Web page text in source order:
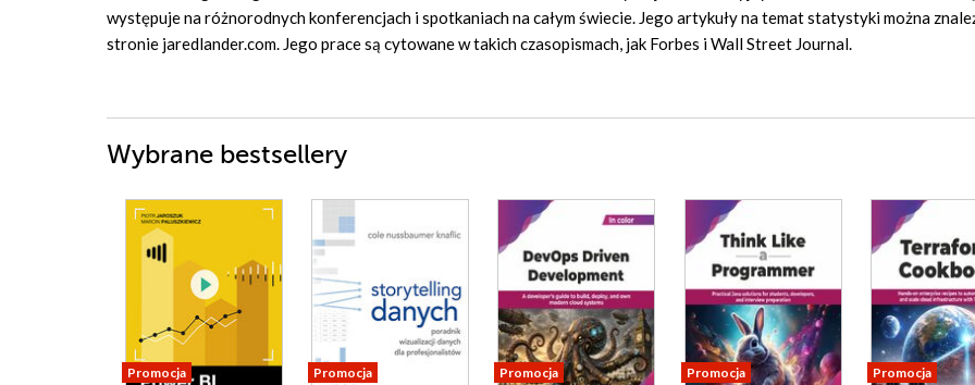
występuje na różnorodnych konferencjach i spotkaniach na całym świecie. Jego artykuły na temat statystyki można
stronie jaredlander.com. Jego prace są cytowane w takich czasopismach, jak Forbes i Wall Street Journal.
Wybrane bestsellery
Promocja Promocja Promocja Promocja Promocja